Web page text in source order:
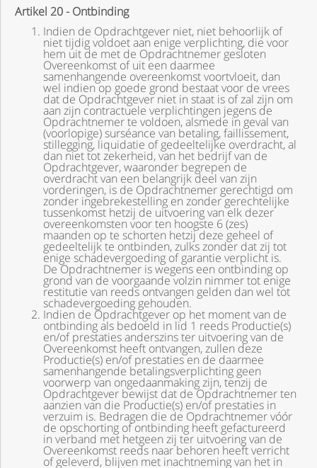
Artikel 20 - Ontbinding
Indien de Opdrachtgever niet, niet behoorlijk of
niet tijdig voldoet aan enige verplichting, die voor
hem uit de met de Opdrachtnemer gesloten
Overeenkomst of uit een daarmee
samenhangende overeenkomst voortvloeit, dan
wel indien op goede grond bestaat voor de vrees
dat de Opdrachtgever niet in staat is of zal zijn om
aan zijn contractuele verplichtingen jegens de
Opdrachtnemer te voldoen, alsmede in geval van
(voorlopige) surséance van betaling, faillissement,
stillegging, liquidatie of gedeeltelijke overdracht, al
dan niet tot zekerheid, van het bedrijf van de
Opdrachtgever, waaronder begrepen de
overdracht van een belangrijk deel van zijn
vorderingen, is de Opdrachtnemer gerechtigd om
zonder ingebrekestelling en zonder gerechtelijke
tussenkomst hetzij de uitvoering van elk dezer
overeenkomsten voor ten hoogste 6 (zes)
maanden op te schorten hetzij deze geheel of
gedeeltelijk te ontbinden, zulks zonder dat zij tot
enige schadevergoeding of garantie verplicht is.
De Opdrachtnemer is wegens een ontbinding op
grond van de voorgaande volzin nimmer tot enige
restitutie van reeds ontvangen gelden dan wel tot
schadevergoeding gehouden.
Indien de Opdrachtgever op het moment van de
ontbinding als bedoeld in lid 1 reeds Productie(s)
en/of prestaties anderszins ter uitvoering van de
Overeenkomst heeft ontvangen, zullen deze
Productie(s) en/of prestaties en de daarmee
samenhangende betalingsverplichting geen
voorwerp van ongedaanmaking zijn, tenzij de
Opdrachtgever bewijst dat de Opdrachtnemer ten
aanzien van die Productie(s) en/of prestaties in
verzuim is. Bedragen die de Opdrachtnemer vóór
de opschorting of ontbinding heeft gefactureerd
in verband met hetgeen zij ter uitvoering van de
Overeenkomst reeds naar behoren heeft verricht
of geleverd, blijven met inachtneming van het in